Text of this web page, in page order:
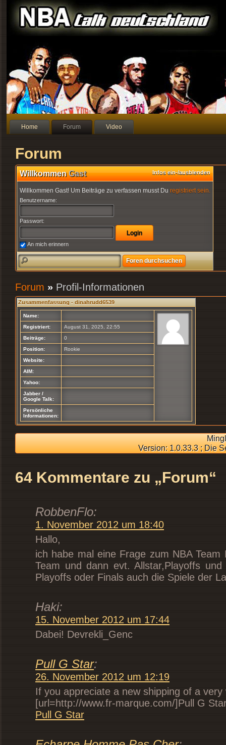
Home Forum Video
Forum
WillkommenGast Infos ein-/ausblenden
Willkommen Gast! Um Beiträge zu verfassen musst Du registriert sein.
Benutzername:
Passwort:
An mich erinnern
Forum » Profil-Informationen
Zusammenfassung - dinahrudd6539
Name:
Registriert:
August 31, 2025, 22:55
Beiträge:
0
Position:
Rookie
Website:
AIM:
Yahoo:
Jabber /
Google Talk:
Persönliche
Informationen:
Version: 1.0.33.3 ; Die
64 Kommentare zu „Forum“
RobbenFlo:
1. November 2012 um 18:40
Hallo,
ich habe mal eine Frage zum NBA
Team und dann evt. Allstar,Playoffs
Playoffs oder Finals auch die Spiele der
Haki:
15. November 2012 um 17:44
Dabei! Devrekli_Genc
Pull G Star:
26. November 2012 um 12:19
If you appreciate a new shipping of a
[url=http://www.fr-marque.com/]Pull G
Pull G Star